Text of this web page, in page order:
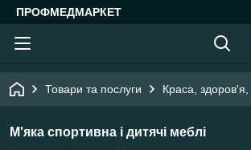
ПРОФМЕДМАРКЕТ
Товари та послуги Краса, здоров'я,
М'яка спортивна і дитячі меблі